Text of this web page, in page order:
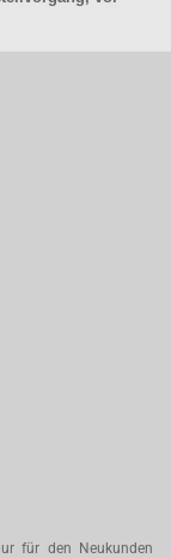
für den Neukunden